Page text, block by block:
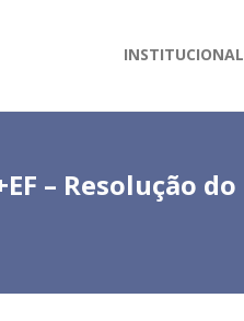
INSTITUCIONAL
– Resolução do